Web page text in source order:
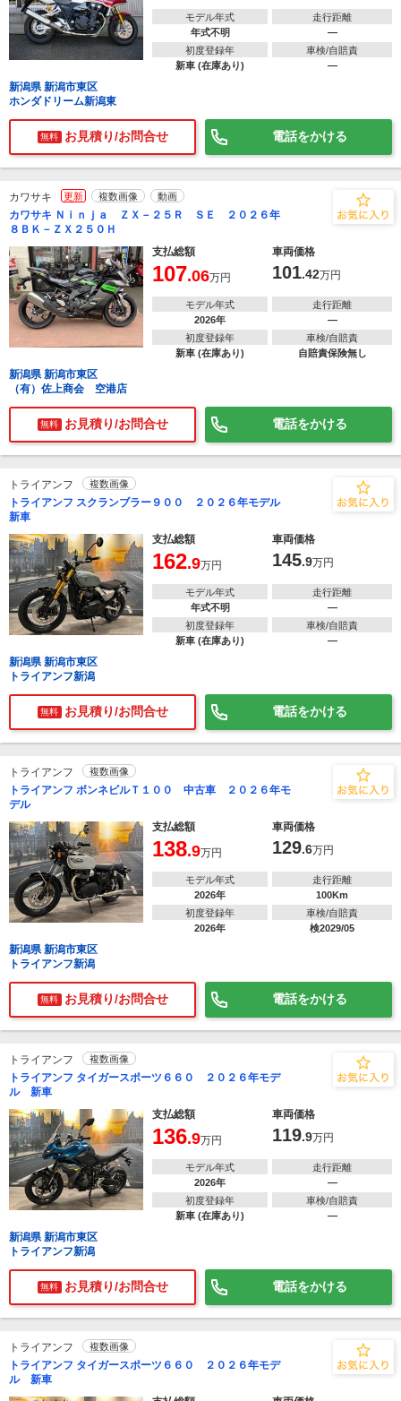
モデル年式
年式不明
走行距離
―
初度登録年
新車 (在庫あり)
車検/自賠責
―
新潟県 新潟市東区
ホンダドリーム新潟東
無料 お見積り/お問合せ 電話をかける
カワサキ 更新 複数画像 動画
カワサキ Ｎｉｎｊａ ＺＸ－２５Ｒ ＳＥ ２０２６年
８ＢＫ－ＺＸ２５０Ｈ
支払総額
車両価格
107.06万円 101.42万円
モデル年式
2026年
走行距離
―
初度登録年
新車 (在庫あり)
車検/自賠責
自賠責保険無し
新潟県 新潟市東区
（有）佐上商会 空港店
無料 お見積り/お問合せ 電話をかける
トライアンフ 複数画像
トライアンフ スクランブラー９００ ２０２６年モデル
新車
支払総額
車両価格
162.9万円 145.9万円
モデル年式
年式不明
走行距離
―
初度登録年
新車 (在庫あり)
車検/自賠責
―
新潟県 新潟市東区
トライアンフ新潟
無料 お見積り/お問合せ 電話をかける
トライアンフ 複数画像
トライアンフ ボンネビルＴ１００ 中古車 ２０２６年モ
デル
支払総額
車両価格
138.9万円 129.6万円
モデル年式
2026年
走行距離
100Km
初度登録年
2026年
車検/自賠責
検2029/05
新潟県 新潟市東区
トライアンフ新潟
無料 お見積り/お問合せ 電話をかける
トライアンフ 複数画像
トライアンフ タイガースポーツ６６０ ２０２６年モデ
ル 新車
支払総額
車両価格
136.9万円 119.9万円
モデル年式
2026年
走行距離
―
初度登録年
新車 (在庫あり)
車検/自賠責
―
新潟県 新潟市東区
トライアンフ新潟
無料 お見積り/お問合せ 電話をかける
トライアンフ 複数画像
トライアンフ タイガースポーツ６６０ ２０２６年モデ
ル 新車